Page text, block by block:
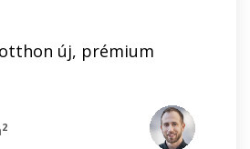
új, prémium
2